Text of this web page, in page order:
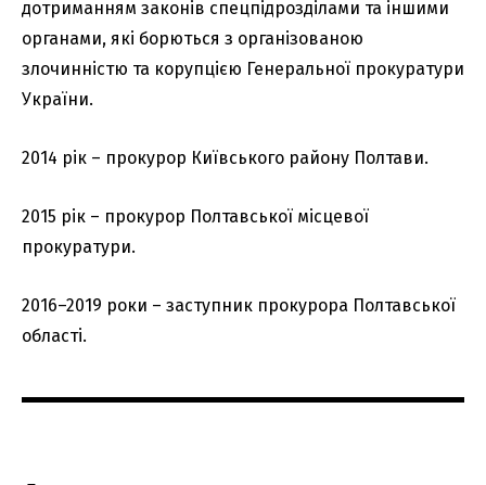
дотриманням законів спецпідрозділами та іншими
органами, які борються з організованою
злочинністю та корупцією Генеральної прокуратури
України.
2014 рік – прокурор Київського району Полтави.
2015 рік – прокурор Полтавської місцевої
прокуратури.
2016–2019 роки – заступник прокурора Полтавської
області.